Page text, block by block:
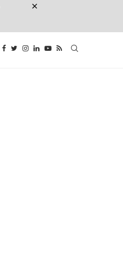
×